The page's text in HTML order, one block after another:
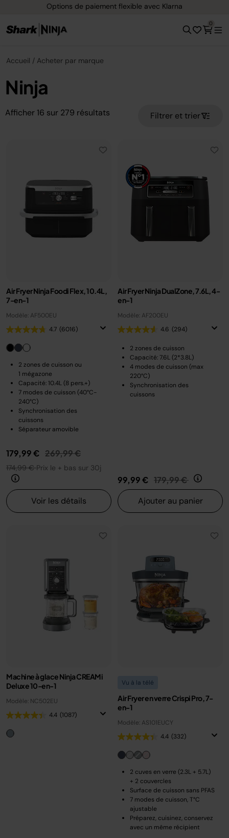
flexible avec Klarna Livraison
0
Accueil Acheter par marque
Ninja
Afficher 16 sur 279 résultats Filtrer et trier
Air Fryer Ninja Foodi Flex, 10.4L,
7-en-1
Modèle: AF500EU
4.7 (6016)
2 zones de cuisson ou
1 mégazone
Capacité: 10.4L (8 pers.+)
7 modes de cuisson (40°C-
240°C)
Synchronisation des
cuissons
Séparateur amovible
179,99 € Prix réduit de
269,99 €au
174,99 €Prix le + bas sur 30j
Voir les détails
Air Fryer Ninja DualZone, 7.6L, 4-
en-1
Modèle: AF200EU
4.6 (294)
2 zones de cuisson
Capacité: 7.6L (2*3.8L)
4 modes de cuisson (max
220°C)
Synchronisation des
cuissons
99,99 € Prix réduit de
179,99 € au
Ajouter au panier
Machine à glace Ninja CREAMi
Deluxe 10-en-1
Modèle: NC502EU
4.4 (1087)
Vu à la télé
Air Fryer en verre Crispi Pro, 7-
en-1
Modèle: AS101EUCY
4.4 (332)
2 cuves en verre (2.3L + 5.7L)
+ 2 couvercles
Surface de cuisson sans PFAS
7 modes de cuisson, T°C
ajustable
Préparez, cuisinez, conservez
avec un même récipient